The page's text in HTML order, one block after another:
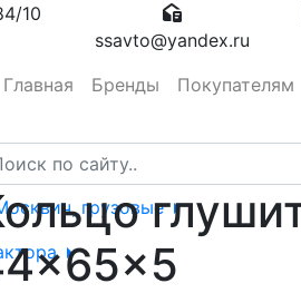
10
ssavto@yandex.ru
Главная Бренды Покупателям
грузовые